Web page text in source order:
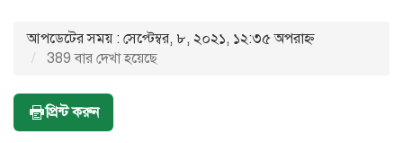
আপডেটের সময় : সেপ্টেম্বর, ৮, ২০২১, ১২:৩৫ অপরাহ্ণ
389 বার দেখা হয়েছে
প্রিন্ট করুন